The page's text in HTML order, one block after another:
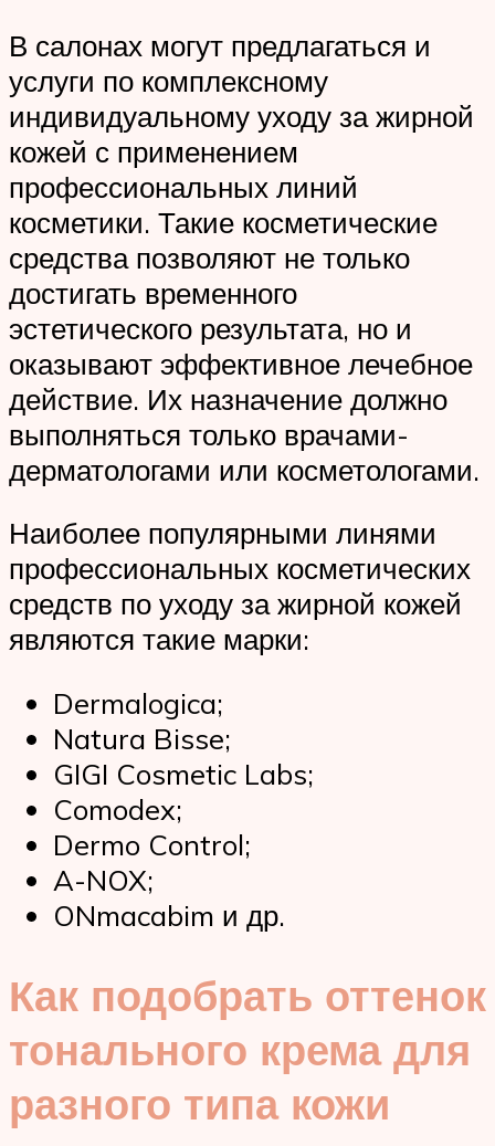
В салонах могут предлагаться и
услуги по комплексному
индивидуальному уходу за жирной
кожей с применением
профессиональных линий
косметики. Такие косметические
средства позволяют не только
достигать временного
эстетического результата, но и
оказывают эффективное лечебное
действие. Их назначение должно
выполняться только врачами-
дерматологами или косметологами.
Наиболее популярными линями
профессиональных косметических
средств по уходу за жирной кожей
являются такие марки:
Dermalogica;
Natura Bisse;
GIGI Cosmetic Labs;
Comodex;
Dermo Control;
A-NOX;
ONmacabim и др.
Как подобрать оттенок
тонального крема для
разного типа кожи